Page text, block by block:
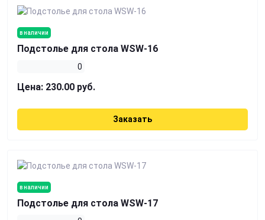
в наличии
Подстолье для стола WSW-16
0
Цена: 230.00 руб.
Заказать
в наличии
Подстолье для стола WSW-17